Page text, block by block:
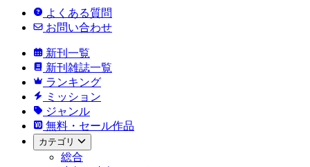
よくある質問
お問い合わせ
新刊一覧
新刊雑誌一覧
ランキング
ミッション
ジャンル
無料・セール作品
カテゴリ
総合